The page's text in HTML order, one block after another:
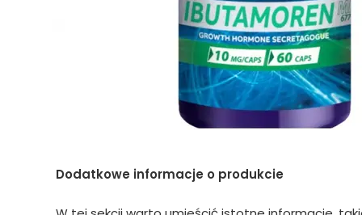
Dodatkowe informacje o produkcie